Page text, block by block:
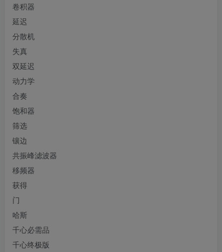
卷积器
延迟
分散机
失真
双延迟
动力学
合奏
饱和器
筛选
镶边
共振峰滤波器
移频器
获得
门
哈斯
千心必需品
千心终极版